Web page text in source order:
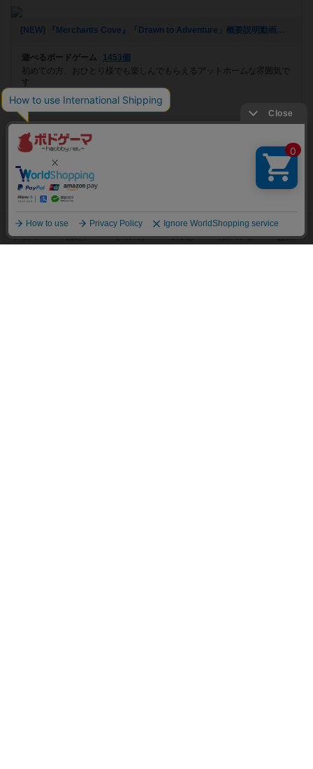
[NEW] 『Merchants Cove』「Drawn to Adventure」概要説明動画アップしました。（2021年06月09日 16時06分）
遊べるボードゲーム
1453個
初めての方、おひとり様でも楽しんでもらえるアットホームな雰囲気で
す
プレイスペース
[NEW] 【2月27日（土）開催】スタッフ誕生日記念！プラネットアポカリプス会！！（2021年02月02日 13時24分）